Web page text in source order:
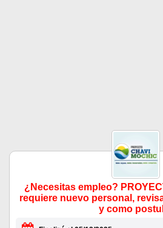
¿Necesitas empleo?
requiere nuevo personal,
y como